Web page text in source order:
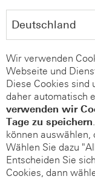
Wir verwenden
Webseite und
Diese Cookies sind
daher automatisch
verwenden wir
Tage zu speichern
können auswählen,
Wählen Sie dazu
Entscheiden Sie
Cookies, dann